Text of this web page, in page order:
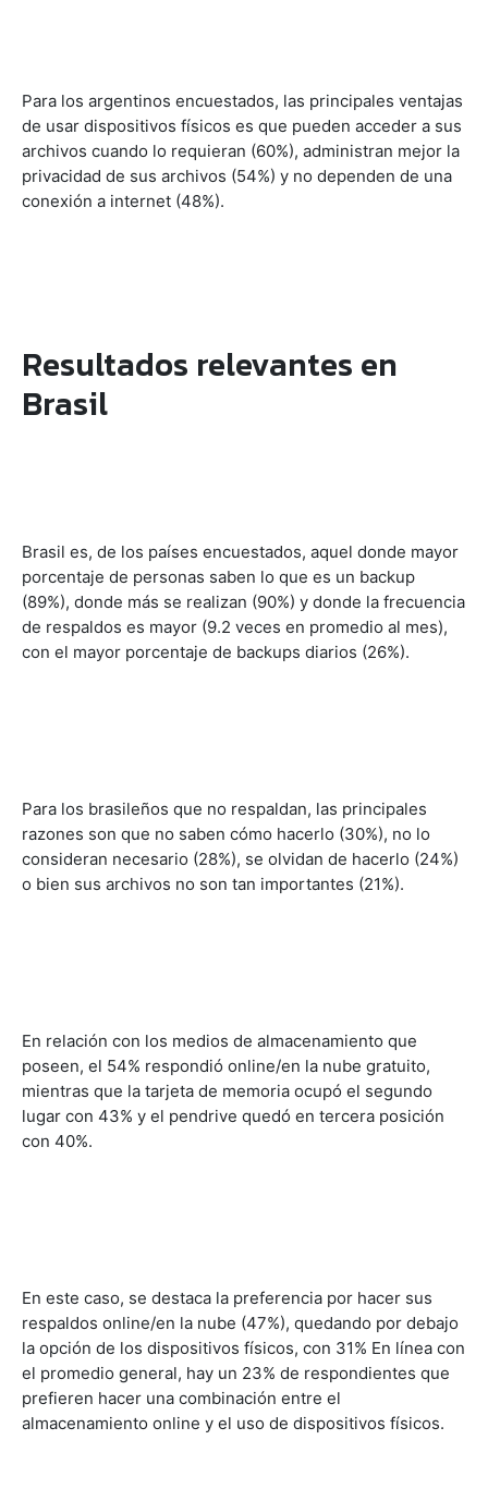
Para los argentinos encuestados, las principales ventajas
de usar dispositivos físicos es que pueden acceder a sus
archivos cuando lo requieran (60%), administran mejor la
privacidad de sus archivos (54%) y no dependen de una
conexión a internet (48%).
Resultados relevantes en
Brasil
Brasil es, de los países encuestados, aquel donde mayor
porcentaje de personas saben lo que es un backup
(89%), donde más se realizan (90%) y donde la frecuencia
de respaldos es mayor (9.2 veces en promedio al mes),
con el mayor porcentaje de backups diarios (26%).
Para los brasileños que no respaldan, las principales
razones son que no saben cómo hacerlo (30%), no lo
consideran necesario (28%), se olvidan de hacerlo (24%)
o bien sus archivos no son tan importantes (21%).
En relación con los medios de almacenamiento que
poseen, el 54% respondió online/en la nube gratuito,
mientras que la tarjeta de memoria ocupó el segundo
lugar con 43% y el pendrive quedó en tercera posición
con 40%.
En este caso, se destaca la preferencia por hacer sus
respaldos online/en la nube (47%), quedando por debajo
la opción de los dispositivos físicos, con 31% En línea con
el promedio general, hay un 23% de respondientes que
prefieren hacer una combinación entre el
almacenamiento online y el uso de dispositivos físicos.